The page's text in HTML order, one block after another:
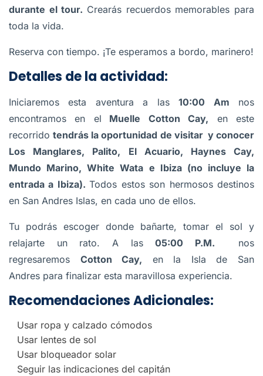
durante el tour. Crearás recuerdos memorables para
toda la vida.
Reserva con tiempo. ¡Te esperamos a bordo, marinero!
Detalles de la actividad:
Iniciaremos esta aventura a las10:00 Am nos
encontramos en el Muelle Cotton Cay, en este
recorridotendrás la oportunidad de visitar y conocer
Los Manglares, Palito, El Acuario, Haynes Cay,
Mundo Marino, White Wata e Ibiza (no incluye la
entrada a Ibiza).Todos estos son hermosos destinos
en San Andres Islas, en cada uno de ellos.
Tu podrás escoger donde bañarte, tomar el sol y
relajarte un rato. A las05:00 P.M.
nos
regresaremos Cotton Cay, en la Isla de San
Andres para finalizar esta maravillosa experiencia.
Recomendaciones Adicionales:
Usar ropa y calzado cómodos
Usar lentes de sol
Usar bloqueador solar
Seguir las indicaciones del capitán